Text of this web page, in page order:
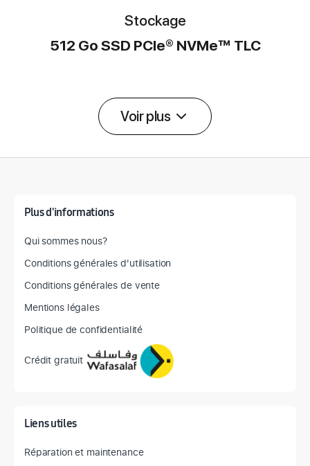
Stockage
512 Go SSD PCIe® NVMe™ TLC
Voir plus
Plus d'informations
Qui sommes nous?
Conditions générales d'utilisation
Conditions générales de vente
Mentions légales
Politique de confidentialité
Crédit gratuit
Liens utiles
Réparation et maintenance